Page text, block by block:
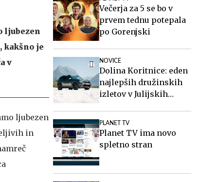
ljubezen
kakšno je
v
ljubezen
in
Večerja za 5 se bo v
prvem tednu potepala
po Gorenjski
NOVICE
Dolina Koritnice: eden
najlepših družinskih
izletov v Julijskih
PLANET TV
Planet TV ima novo
spletno stran